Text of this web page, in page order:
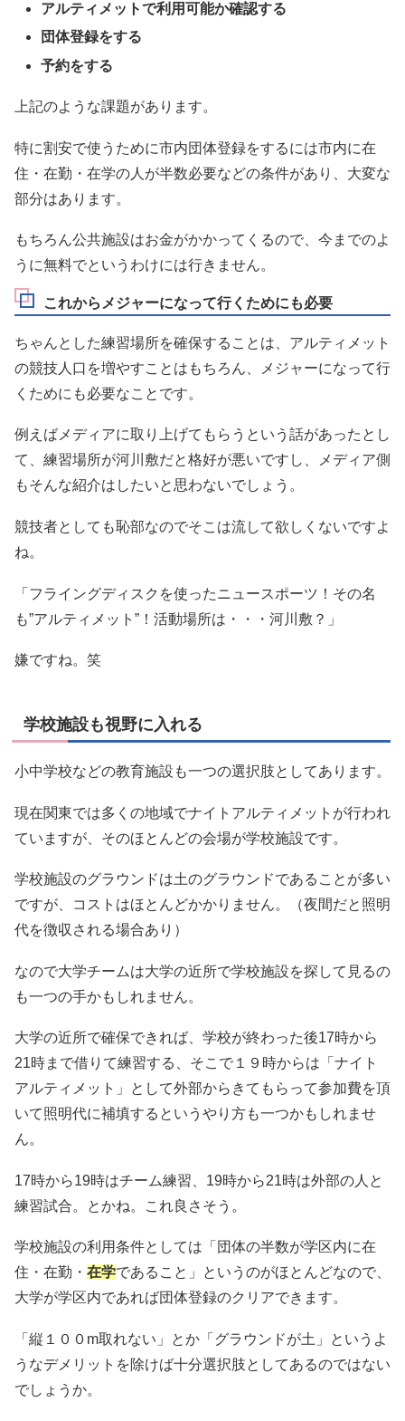
アルティメットで利用可能か確認する
団体登録をする
予約をする
上記のような課題があります。
特に割安で使うために市内団体登録をするには市内に在
住・在勤・在学の人が半数必要などの条件があり、大変な
部分はあります。
もちろん公共施設はお金がかかってくるので、今までのよ
うに無料でというわけには行きません。
これからメジャーになって行くためにも必要
ちゃんとした練習場所を確保することは、アルティメット
の競技人口を増やすことはもちろん、メジャーになって行
くためにも必要なことです。
例えばメディアに取り上げてもらうという話があったとし
て、練習場所が河川敷だと格好が悪いですし、メディア側
もそんな紹介はしたいと思わないでしょう。
競技者としても恥部なのでそこは流して欲しくないですよ
ね。
「フライングディスクを使ったニュースポーツ！その名
も”アルティメット”！活動場所は・・・河川敷？」
嫌ですね。笑
学校施設も視野に入れる
小中学校などの教育施設も一つの選択肢としてあります。
現在関東では多くの地域でナイトアルティメットが行われ
ていますが、そのほとんどの会場が学校施設です。
学校施設のグラウンドは土のグラウンドであることが多い
ですが、コストはほとんどかかりません。（夜間だと照明
代を徴収される場合あり）
なので大学チームは大学の近所で学校施設を探して見るの
も一つの手かもしれません。
大学の近所で確保できれば、学校が終わった後17時から
21時まで借りて練習する、そこで１９時からは「ナイト
アルティメット」として外部からきてもらって参加費を頂
いて照明代に補填するというやり方も一つかもしれませ
ん。
17時から19時はチーム練習、19時から21時は外部の人と
練習試合。とかね。これ良さそう。
学校施設の利用条件としては「団体の半数が学区内に在
住・在勤・ 在学であること」というのがほとんどなので、
大学が学区内であれば団体登録のクリアできます。
「縦１００m取れない」とか「グラウンドが土」というよ
うなデメリットを除けば十分選択肢としてあるのではない
でしょうか。